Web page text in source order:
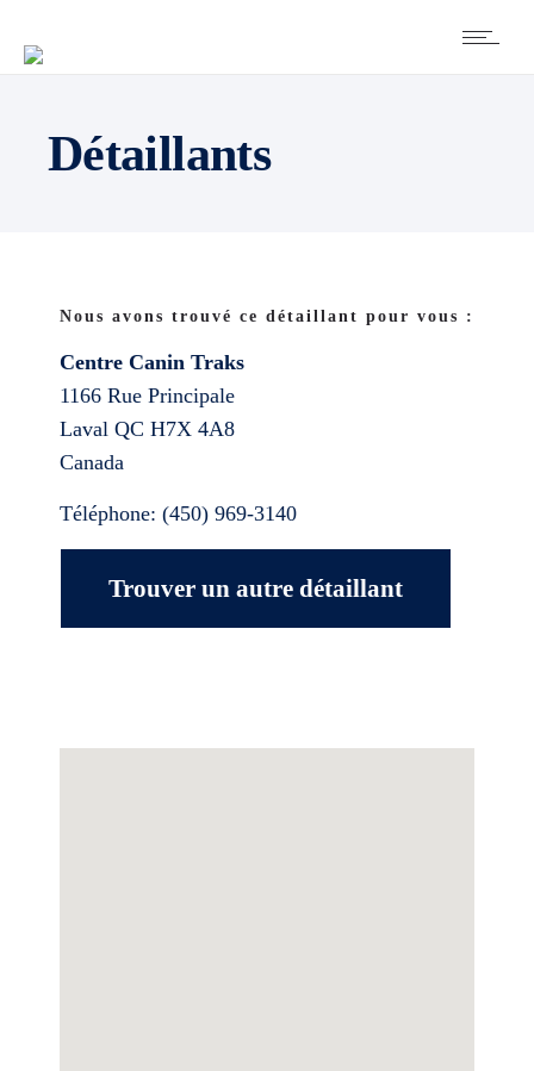
Détaillants
Nous avons trouvé ce détaillant pour vous :
Centre Canin Traks
1166 Rue Principale
Laval QC H7X 4A8
Canada
Téléphone: (450) 969-3140
Trouver un autre détaillant